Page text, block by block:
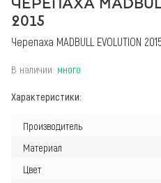
2015
Черепаха MADBULL EVOLUTION 2015
В наличии: много
Характеристики:
Производитель
Материал
Цвет